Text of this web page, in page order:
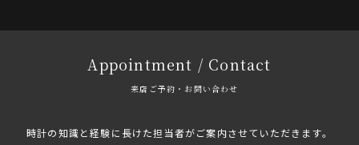
Appointment / Contact
来店ご予約・お問い合わせ
時計の知識と経験に長けた担当者がご案内させていただきます。